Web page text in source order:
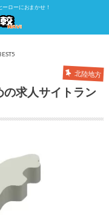
ローにおまかせ！
北陸地方
求人サイトラン